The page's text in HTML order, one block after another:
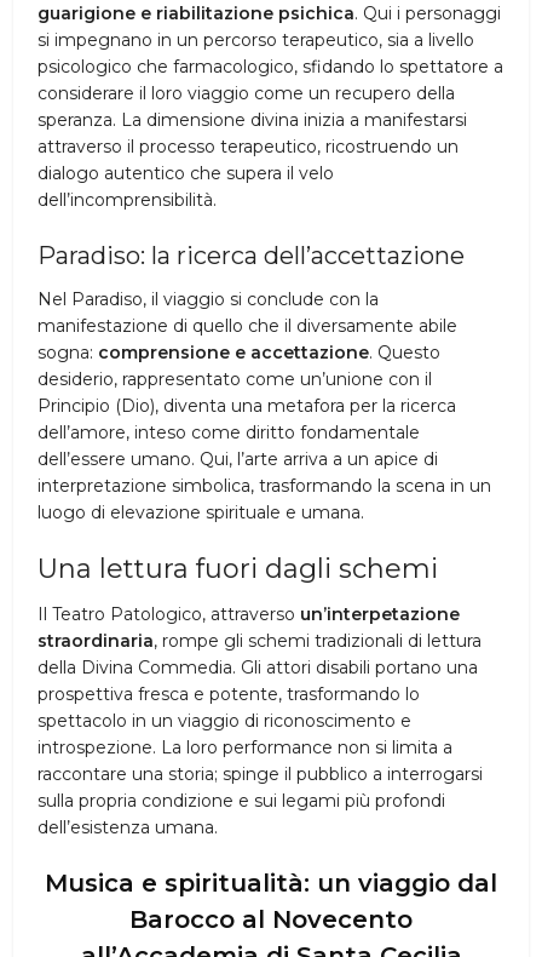
guarigione e riabilitazione psichica. Qui i personaggi
si impegnano in un percorso terapeutico, sia a livello
psicologico che farmacologico, sfidando lo spettatore a
considerare il loro viaggio come un recupero della
speranza. La dimensione divina inizia a manifestarsi
attraverso il processo terapeutico, ricostruendo un
dialogo autentico che supera il velo
dell’incomprensibilità.
Paradiso: la ricerca dell’accettazione
Nel Paradiso, il viaggio si conclude con la
manifestazione di quello che il diversamente abile
sogna: comprensione e accettazione. Questo
desiderio, rappresentato come un’unione con il
Principio (Dio), diventa una metafora per la ricerca
dell’amore, inteso come diritto fondamentale
dell’essere umano. Qui, l’arte arriva a un apice di
interpretazione simbolica, trasformando la scena in un
luogo di elevazione spirituale e umana.
Una lettura fuori dagli schemi
Il Teatro Patologico, attraverso un’interpetazione
straordinaria, rompe gli schemi tradizionali di lettura
della Divina Commedia. Gli attori disabili portano una
prospettiva fresca e potente, trasformando lo
spettacolo in un viaggio di riconoscimento e
introspezione. La loro performance non si limita a
raccontare una storia; spinge il pubblico a interrogarsi
sulla propria condizione e sui legami più profondi
dell’esistenza umana.
Musica e spiritualità: un viaggio dal
Barocco al Novecento